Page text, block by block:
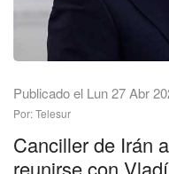
Publicado el Lun 27 Abr
Por: Telesur
Canciller de Irán